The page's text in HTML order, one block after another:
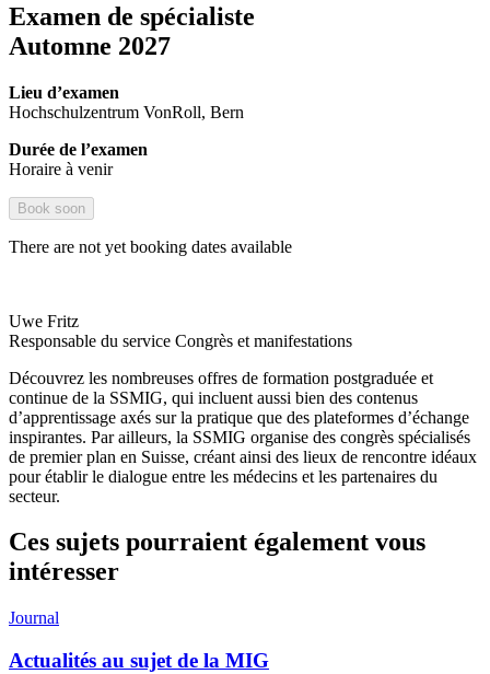
Examen de spécialiste
Automne 2027
Lieu d’examen
Hochschulzentrum VonRoll, Bern
Durée de l’examen
Horaire à venir
Book soon
There are not yet booking dates available
Uwe Fritz
Responsable du service Congrès et manifestations
Découvrez les nombreuses offres de formation postgraduée et
continue de la SSMIG, qui incluent aussi bien des contenus
d’apprentissage axés sur la pratique que des plateformes d’échange
inspirantes. Par ailleurs, la SSMIG organise des congrès spécialisés
de premier plan en Suisse, créant ainsi des lieux de rencontre idéaux
pour établir le dialogue entre les médecins et les partenaires du
secteur.
Ces sujets pourraient également vous
intéresser
Journal
Actualités au sujet de la MIG